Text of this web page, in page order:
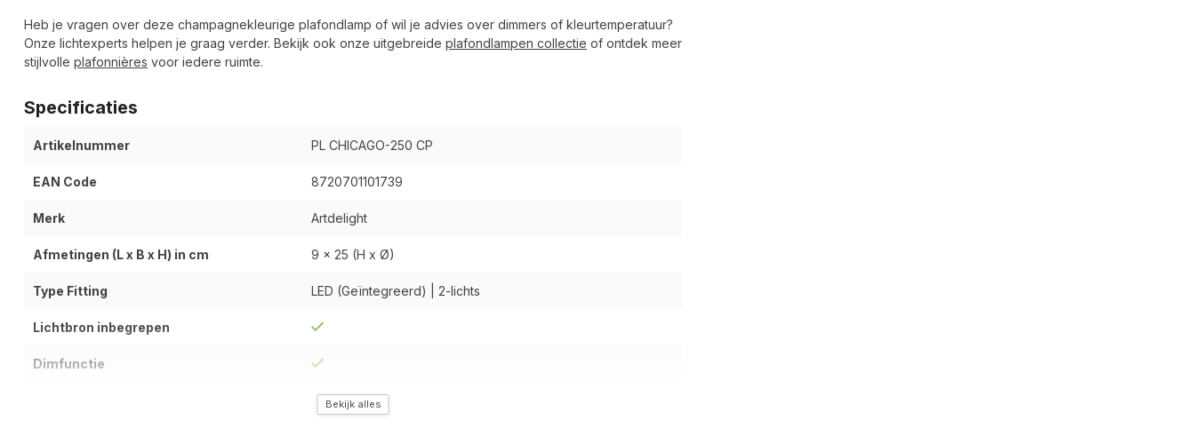
Heb je vragen over deze champagnekleurige plafondlamp of wil je advies over dimmers of kleurtemperatuur?
Onze lichtexperts helpen je graag verder. Bekijk ook onze uitgebreide plafondlampen collectie of ontdek meer
stijlvolle plafonnières voor iedere ruimte.
Specificaties
Artikelnummer PL CHICAGO-250 CP
EAN Code 8720701101739
Merk Artdelight
Afmetingen (L x B x H) in cm 9 x 25 (H x Ø)
Type Fitting LED (Geïntegreerd) | 2-lichts
Lichtbron inbegrepen
Dimfunctie
Metaal / Kunststof
Bekijk alles